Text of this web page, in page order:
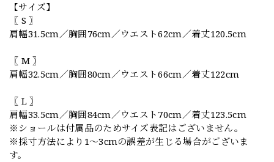
【サイズ】
〖 S 〗
肩幅31.5cm／胸囲76cm／ウエスト62cm／着丈120.5cm
〖 M 〗
肩幅32.5cm／胸囲80cm／ウエスト66cm／着丈122cm
〖 L 〗
肩幅33.5cm／胸囲84cm／ウエスト70cm／着丈123.5cm
※ショールは付属品のためサイズ表記はございません。
※採寸方法により1〜3cmの誤差が生じる場合がございま
す。